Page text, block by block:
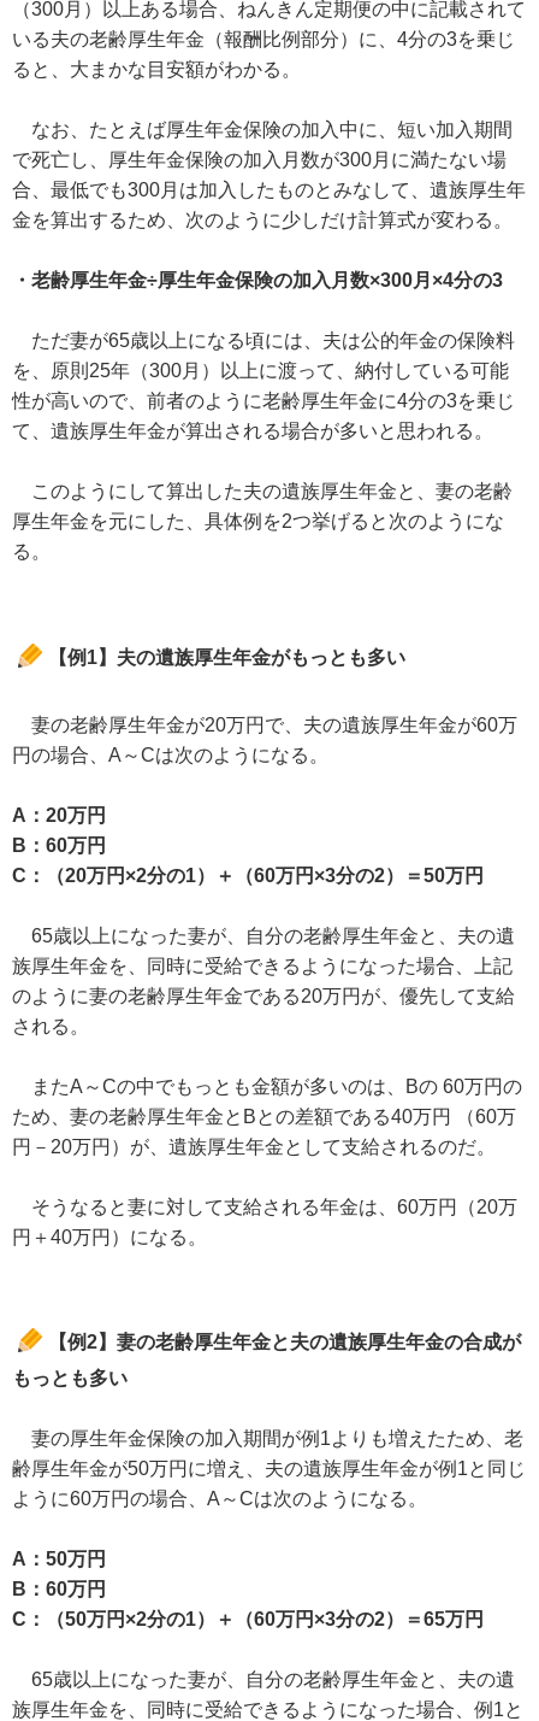
（300月）以上ある場合、ねんきん定期便の中に記載されて
いる夫の老齢厚生年金（報酬比例部分）に、4分の3を乗じ
ると、大まかな目安額がわかる。
なお、たとえば厚生年金保険の加入中に、短い加入期間
で死亡し、厚生年金保険の加入月数が300月に満たない場
合、最低でも300月は加入したものとみなして、遺族厚生年
金を算出するため、次のように少しだけ計算式が変わる。
・老齢厚生年金÷厚生年金保険の加入月数×300月×4分の3
ただ妻が65歳以上になる頃には、夫は公的年金の保険料
を、原則25年（300月）以上に渡って、納付している可能
性が高いので、前者のように老齢厚生年金に4分の3を乗じ
て、遺族厚生年金が算出される場合が多いと思われる。
このようにして算出した夫の遺族厚生年金と、妻の老齢
厚生年金を元にした、具体例を2つ挙げると次のようにな
る。
【例1】夫の遺族厚生年金がもっとも多い
妻の老齢厚生年金が20万円で、夫の遺族厚生年金が60万
円の場合、A～Cは次のようになる。
A：20万円
B：60万円
C：（20万円×2分の1）＋（60万円×3分の2）＝50万円
65歳以上になった妻が、自分の老齢厚生年金と、夫の遺
族厚生年金を、同時に受給できるようになった場合、上記
のように妻の老齢厚生年金である20万円が、優先して支給
される。
またA～Cの中でもっとも金額が多いのは、Bの 60万円の
ため、妻の老齢厚生年金とBとの差額である40万円 （60万
円－20万円）が、遺族厚生年金として支給されるのだ。
そうなると妻に対して支給される年金は、60万円（20万
円＋40万円）になる。
【例2】妻の老齢厚生年金と夫の遺族厚生年金の合成が
もっとも多い
妻の厚生年金保険の加入期間が例1よりも増えたため、老
齢厚生年金が50万円に増え、夫の遺族厚生年金が例1と同じ
ように60万円の場合、A～Cは次のようになる。
A：50万円
B：60万円
C：（50万円×2分の1）＋（60万円×3分の2）＝65万円
65歳以上になった妻が、自分の老齢厚生年金と、夫の遺
族厚生年金を、同時に受給できるようになった場合、例1と